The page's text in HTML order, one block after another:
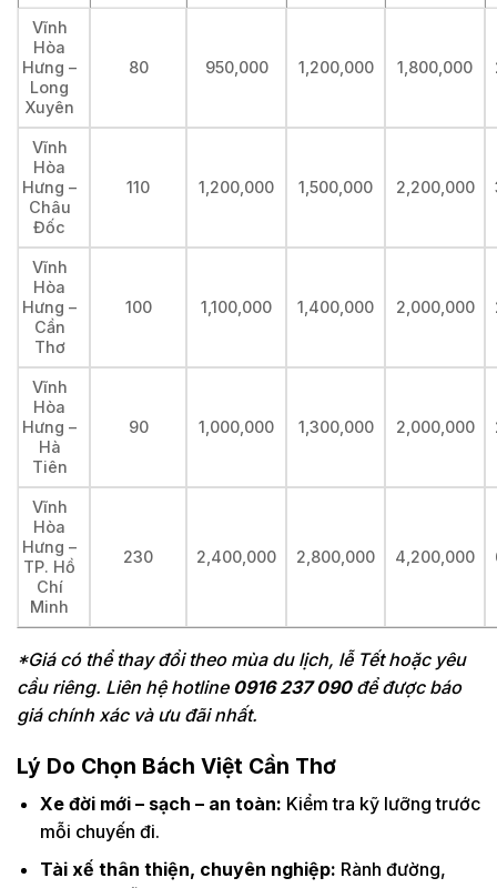
Vĩnh
Hòa
Hưng –
Long
Xuyên
80 950,000 1,200,000 1,800,000
Vĩnh
Hòa
Hưng –
Châu
Đốc
110 1,200,000 1,500,000 2,200,000
Vĩnh
Hòa
Hưng –
Cần
Thơ
100 1,100,000 1,400,000 2,000,000
Vĩnh
Hòa
Hưng –
Hà
Tiên
90 1,000,000 1,300,000 2,000,000
Vĩnh
Hòa
Hưng –
TP. Hồ
Chí
Minh
230 2,400,000 2,800,000 4,200,000
*Giá có thể thay đổi theo mùa du lịch, lễ Tết hoặc yêu
cầu riêng. Liên hệ hotline 0916 237 090để được báo
giá chính xác và ưu đãi nhất.
Lý Do Chọn Bách Việt Cần Thơ
Xe đời mới – sạch – an toàn: Kiểm tra kỹ lưỡng trước
mỗi chuyến đi.
Tài xế thân thiện, chuyên nghiệp: Rành đường,